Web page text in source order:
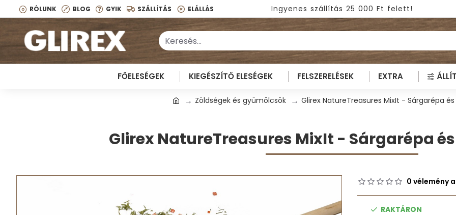
RÓLUNK BLOG GYIK SZÁLLÍTÁS ELÁLLÁS Ingyenes szállítás 25 000 Ft felett!
FŐELESÉGEK KIEGÉSZÍTŐ ELESÉGEK FELSZERELÉSEK EXTRA
Zöldségek és gyümölcsök Glirex NatureTreasures MixIt - Sárgarépa
Glirex NatureTreasures MixIt - Sárgarépa
RAKTÁRON
0 vélemény